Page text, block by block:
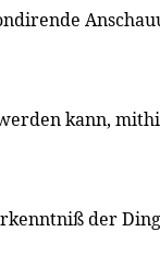
kann,
der